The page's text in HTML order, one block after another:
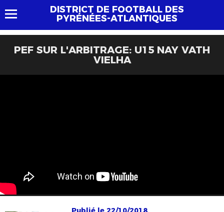
DISTRICT DE FOOTBALL DES
PYRÉNÉES-ATLANTIQUES
PEF SUR L'ARBITRAGE: U15 NAY VATH
VIELHA